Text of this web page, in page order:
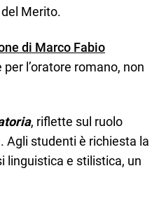
Merito.
di Marco Fabio
per l’oratore romano, non
, riflette sul ruolo
Agli studenti è richiesta la
linguistica e stilistica, un